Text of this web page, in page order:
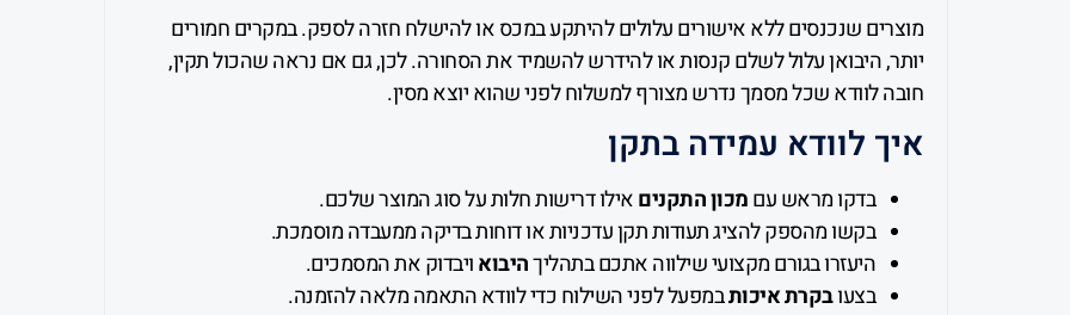
מוצרים שנכנסים ללא אישורים עלולים להיתקע במכס או להישלח חזרה לספק. במקרים חמורים
יותר, היבואן עלול לשלם קנסות או להידרש להשמיד את הסחורה. לכן, גם אם נראה שהכול תקין,
חובה לוודא שכל מסמך נדרש מצורף למשלוח לפני שהוא יוצא מסין.
איך לוודא עמידה בתקן
בדקו מראש עםמכון התקניםאילו דרישות חלות על סוג המוצר שלכם.
בקשו מהספק להציג תעודות תקן עדכניות או דוחות בדיקה ממעבדה מוסמכת.
היעזרו בגורם מקצועי שילווה אתכם בתהליךהיבואויבדוק את המסמכים.
בצעובקרת איכותבמפעל לפני השילוח כדי לוודא התאמה מלאה להזמנה.